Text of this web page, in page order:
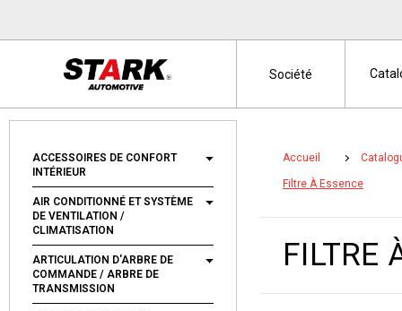
ACCESSOIRES DE CONFORT
INTÉRIEUR
AIR CONDITIONNÉ ET SYSTÈME
DE VENTILATION /
CLIMATISATION
ARTICULATION D'ARBRE DE
COMMANDE / ARBRE DE
TRANSMISSION
Accueil
Filtre À Essence
FILTRE
Société